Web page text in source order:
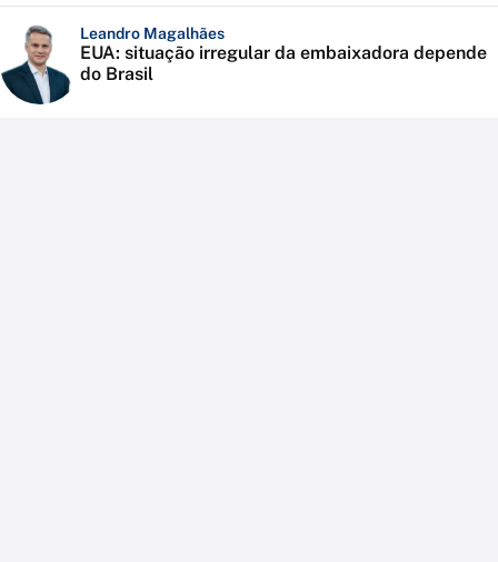
Leandro Magalhães
EUA: situação irregular da embaixadora depende
do Brasil